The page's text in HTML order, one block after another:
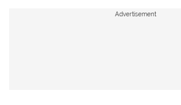
Advertisement